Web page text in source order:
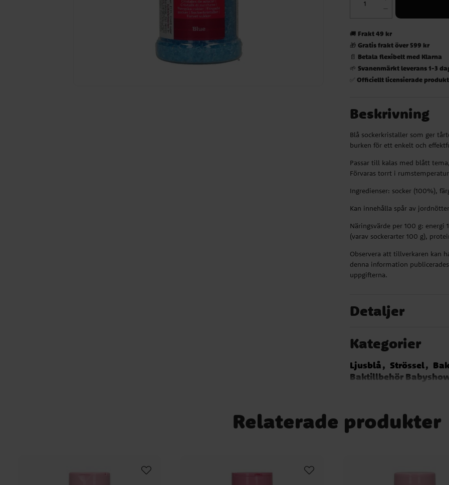
🚚 Frakt 49 kr
🎁Gratis frakt över 599 kr
📄 Betala flexibelt med Klarna
🌱Svanenmärkt leverans 1-3
✅Officiellt licensierade
Beskrivning
Blå sockerkristaller som ger
burken för ett enkelt och
Passar till kalas med blått
Förvaras torrt i
Ingredienser: socker (100%),
Kan innehålla spår av
Näringsvärde per 100 g:
(varav sockerarter 100 g),
Observera att tillverkaren kan
denna information
uppgifterna.
Detaljer
Kategorier
Ljusblå Strössel
Baktillbehör
Brandman Sam
Sonic The Hedgehog
Relaterade produkter